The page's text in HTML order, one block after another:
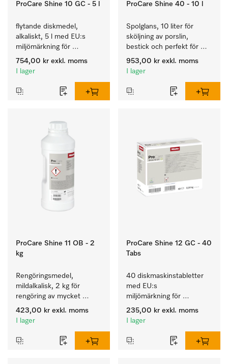
ProCare Shine 10 GC - 5 l
flytande diskmedel,
alkaliskt, 5 l med EU:s
miljömärkning för
rengöring av vardaglig
smuts på porslin, bestick
754,00 kr exkl. moms
I lager
ProCare Shine 40 - 10 l
Spolglans, 10 liter för
sköljning av porslin,
bestick och perfekt för
glas.
953,00 kr exkl. moms
I lager
ProCare Shine 11 OB - 2
kg
Rengöringsmedel,
mildalkalisk, 2 kg för
rengöring av mycket
smutsigt porslin, bestick
och glas.
423,00 kr exkl. moms
I lager
ProCare Shine 12 GC - 40
Tabs
40 diskmaskinstabletter
med EU:s
miljömärkning för
rengöring av mycket
smutsigt porslin, bestick
235,00 kr exkl. moms
I lager